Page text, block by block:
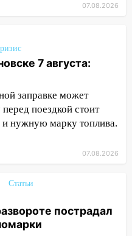
отменить
памятную
Рылееву
ночью
07.08.2026
7 августа:
заправке может
поездкой стоит
и нужную марку топлива.
07.08.2026
Статьи
пострадал